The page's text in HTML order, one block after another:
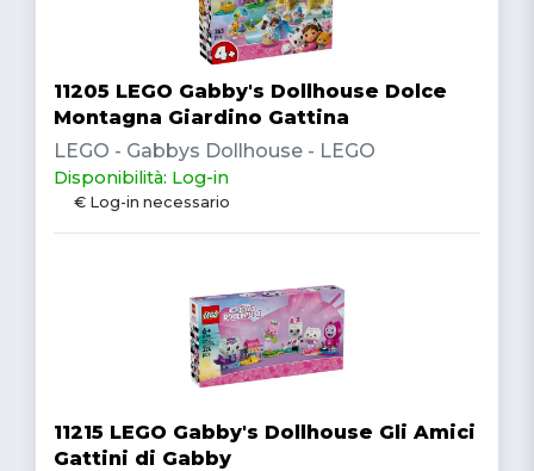
11205 LEGO Gabby's Dollhouse Dolce
Montagna Giardino Gattina
LEGO - Gabbys Dollhouse - LEGO
Disponibilità: Log-in
€ Log-in necessario
11215 LEGO Gabby's Dollhouse Gli Amici
Gattini di Gabby